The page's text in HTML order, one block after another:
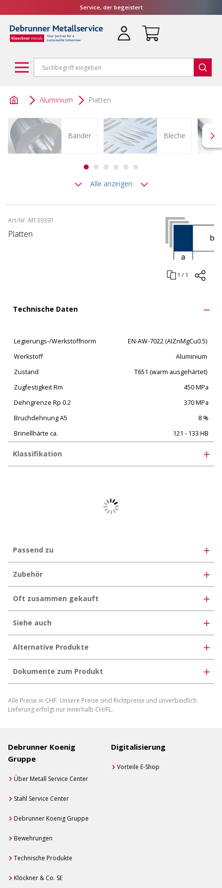
Service, der begeistert
Aluminium Platten
Bänder Bleche
Alle anzeigen
Art-Nr. M139391
1 / 1
Platten
Technische Daten
Legierungs-/Werkstoffnorm
EN-AW-7022 (AIZnMgCu0.5)
Werkstoff
Aluminium
Zustand
T651 (warm ausgehärtet)
Zugfestigkeit Rm
450 MPa
Dehngrenze Rp 0.2
370 MPa
Bruchdehnung A5
8 %
Brinellhärte ca.
121 - 133 HB
Klassifikation
35-02-05-01
Passend zu
Zubehör
Oft zusammen gekauft
Siehe auch
Alternative Produkte
Dokumente zum Produkt
Produktdatenblatt individuell generieren
Alle Preise in CHF. Unsere Preise sind Richtpreise und unverbindlich.
Lieferung erfolgt nur innerhalb CH/FL.
Debrunner Koenig
Gruppe
Über Metall Service Center
Stahl Service Center
Debrunner Koenig Gruppe
Bewehrungen
Technische Produkte
Klöckner & Co. SE
Digitalisierung
Vorteile E-Shop